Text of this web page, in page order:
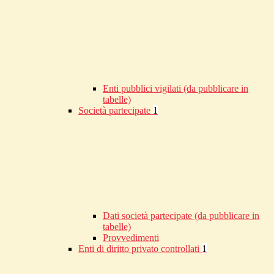
Enti pubblici vigilati (da pubblicare in
tabelle)
Società partecipate 1
Dati società partecipate (da pubblicare in
tabelle)
Provvedimenti
Enti di diritto privato controllati 1